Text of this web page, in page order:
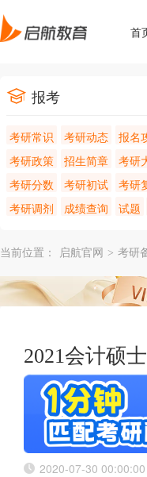
首
报考
考研常识 考研动态
报名
考研政策
招生简章
考研
考研分数
考研初试
考研
考研调剂
成绩查询 试题
当前位置： 启航官网 > 考研
2021会计硕
2020-07-30 00:00:00